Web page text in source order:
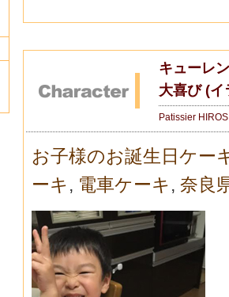
キューレ
大喜び (イ
Patissier
お子様のお誕生日ケー
ーキ , 電車ケーキ , 奈良